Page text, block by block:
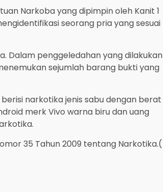
Narkoba yang dipimpin oleh Kanit 1
seorang pria yang sesuai
Dalam penggeledahan yang dilakukan
sejumlah barang bukti yang
narkotika jenis sabu dengan berat
merk Vivo warna biru dan uang
35 Tahun 2009 tentang Narkotika.(